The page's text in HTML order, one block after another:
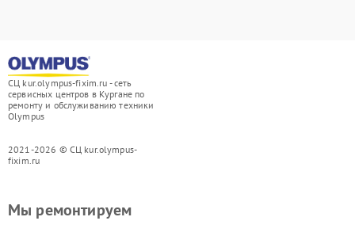
СЦ kur.olympus-fixim.ru - сеть
сервисных центров в Кургане по
ремонту и обслуживанию техники
Olympus
2021-2026 © СЦ kur.olympus-
fixim.ru
Мы ремонтируем